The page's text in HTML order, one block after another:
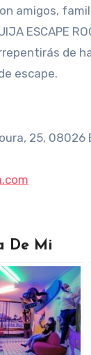
amigos,
ESCAPE
de
escape.
25, 08026
De Mi